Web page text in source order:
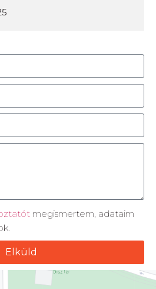
megismertem, adataim
Elküld